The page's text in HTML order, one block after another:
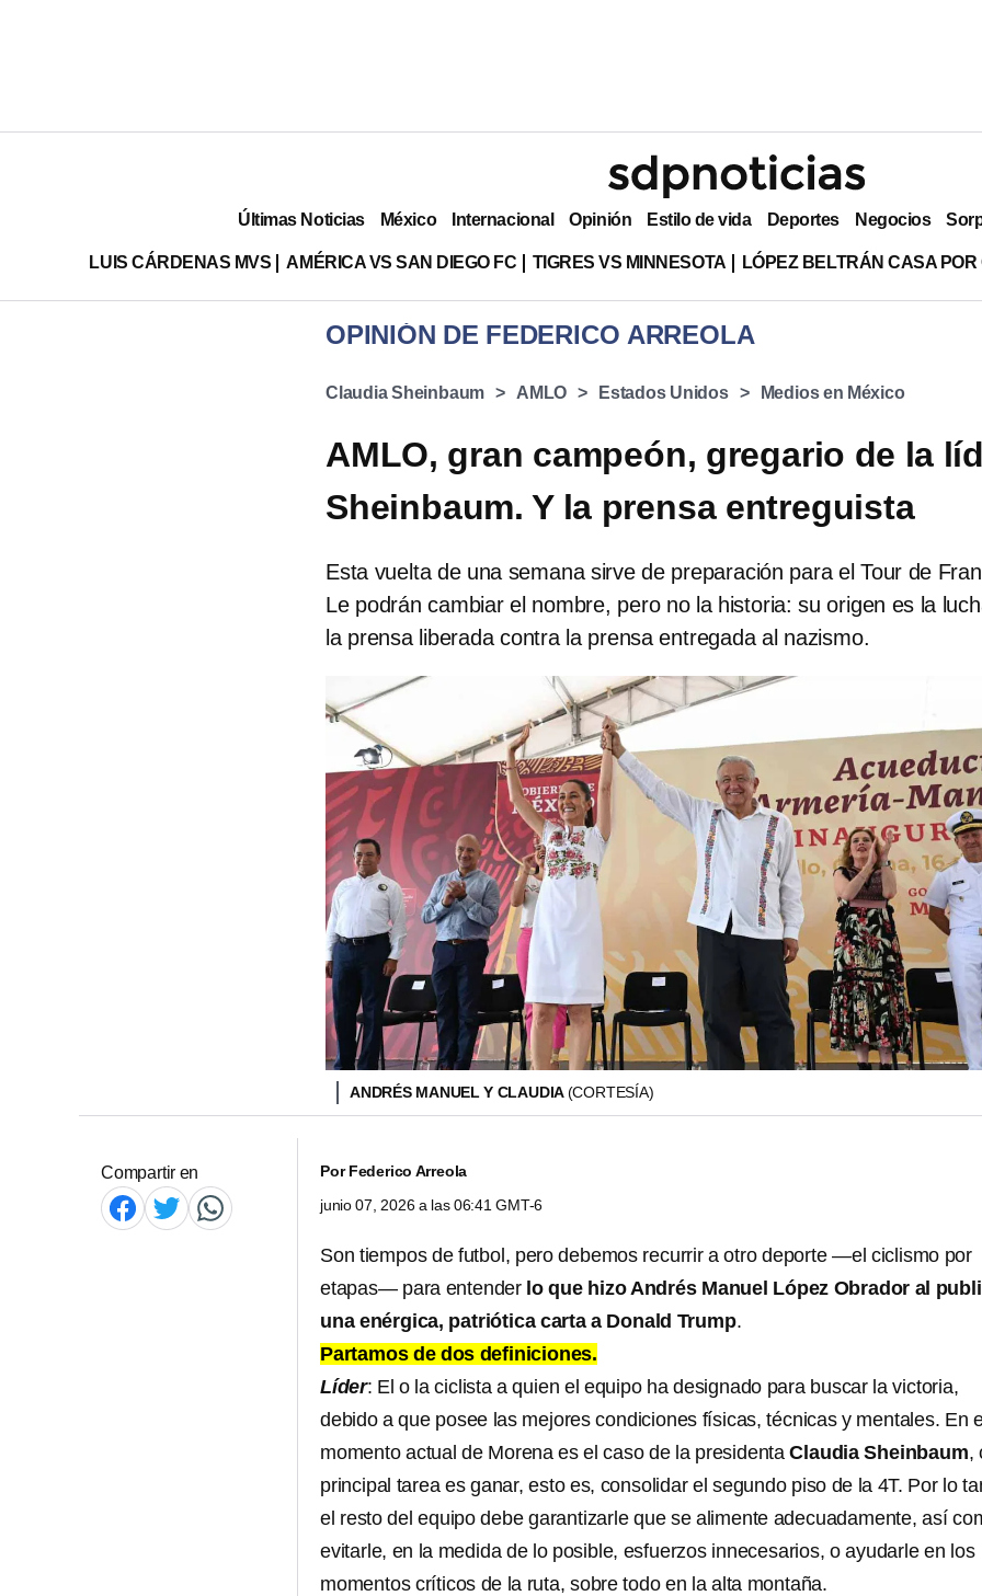
Últimas Noticias México Internacional Opinión Estilo de vida Deportes Negocios
LUIS CÁRDENAS MVS AMÉRICA VS SAN DIEGO FC TIGRES VS MINNESOTA LÓPEZ BELTRÁN CASA POR
OPINIÓN DE FEDERICO ARREOLA
Claudia Sheinbaum AMLO Estados Unidos Medios en México
AMLO, gran campeón, gregario de la
Sheinbaum. Y la prensa entreguista
Esta vuelta de una semana sirve de preparación para el Tour de
Le podrán cambiar el nombre, pero no la historia: su origen es la
la prensa liberada contra la prensa entregada al nazismo.
ANDRÉS MANUEL Y CLAUDIA(CORTESÍA)
Compartir en PorFederico Arreola
junio 07, 2026 a las 06:41 GMT-6
Son tiempos de futbol, pero debemos recurrir a otro deporte —el ciclismo por
etapas— para entender lo que hizo Andrés Manuel López Obrador al
una enérgica, patriótica carta a Donald Trump.
Partamos de dos definiciones.
Líder: El o la ciclista a quien el equipo ha designado para buscar la victoria,
debido a que posee las mejores condiciones físicas, técnicas y mentales. En
momento actual de Morena es el caso de la presidentaClaudia Sheinbaum,
principal tarea es ganar, esto es, consolidar el segundo piso de la 4T. Por lo
el resto del equipo debe garantizarle que se alimente adecuadamente, así
evitarle, en la medida de lo posible, esfuerzos innecesarios, o ayudarle en los
momentos críticos de la ruta, sobre todo en la alta montaña.